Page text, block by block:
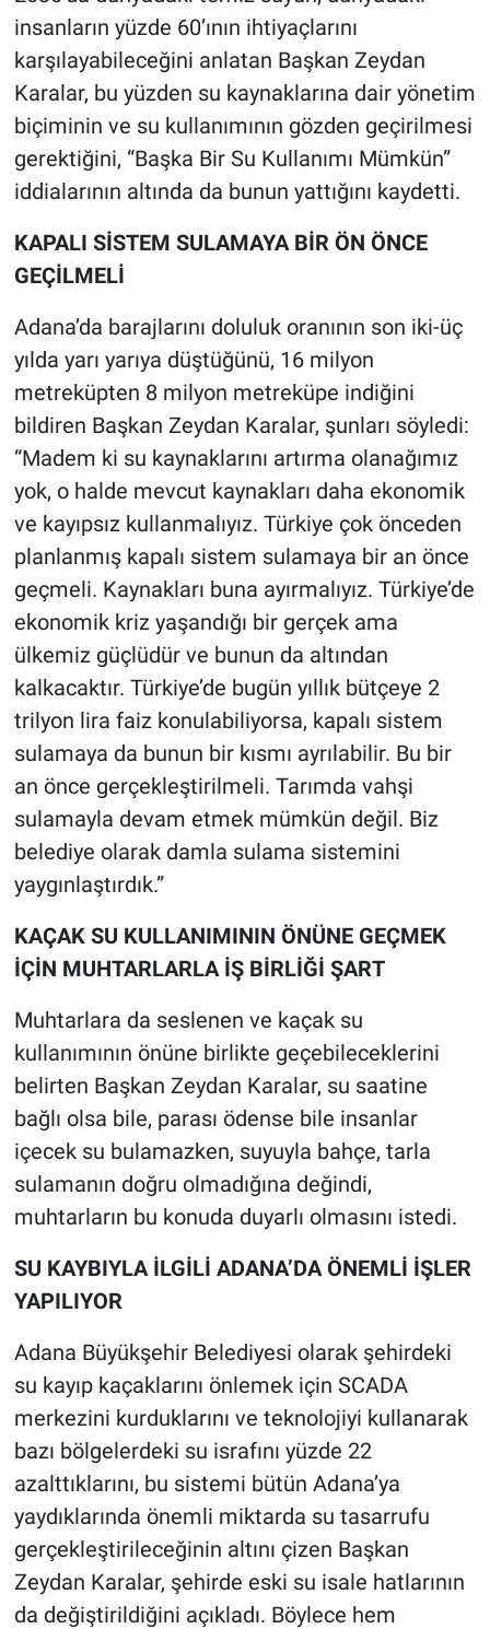
insanların yüzde 60’ının ihtiyaçlarını
karşılayabileceğini anlatan Başkan Zeydan
Karalar, bu yüzden su kaynaklarına dair yönetim
biçiminin ve su kullanımının gözden geçirilmesi
gerektiğini, “Başka Bir Su Kullanımı Mümkün”
iddialarının altında da bunun yattığını kaydetti.
KAPALI SİSTEM SULAMAYA BİR ÖN ÖNCE
GEÇİLMELİ
Adana’da barajlarını doluluk oranının son iki-üç
yılda yarı yarıya düştüğünü, 16 milyon
metreküpten 8 milyon metreküpe indiğini
bildiren Başkan Zeydan Karalar, şunları söyledi:
“Madem ki su kaynaklarını artırma olanağımız
yok, o halde mevcut kaynakları daha ekonomik
ve kayıpsız kullanmalıyız. Türkiye çok önceden
planlanmış kapalı sistem sulamaya bir an önce
geçmeli. Kaynakları buna ayırmalıyız. Türkiye’de
ekonomik kriz yaşandığı bir gerçek ama
ülkemiz güçlüdür ve bunun da altından
kalkacaktır. Türkiye’de bugün yıllık bütçeye 2
trilyon lira faiz konulabiliyorsa, kapalı sistem
sulamaya da bunun bir kısmı ayrılabilir. Bu bir
an önce gerçekleştirilmeli. Tarımda vahşi
sulamayla devam etmek mümkün değil. Biz
belediye olarak damla sulama sistemini
yaygınlaştırdık.”
KAÇAK SU KULLANIMININ ÖNÜNE GEÇMEK
İÇİN MUHTARLARLA İŞ BİRLİĞİ ŞART
Muhtarlara da seslenen ve kaçak su
kullanımının önüne birlikte geçebileceklerini
belirten Başkan Zeydan Karalar, su saatine
bağlı olsa bile, parası ödense bile insanlar
içecek su bulamazken, suyuyla bahçe, tarla
sulamanın doğru olmadığına değindi,
muhtarların bu konuda duyarlı olmasını istedi.
SU KAYBIYLA İLGİLİ ADANA’DA ÖNEMLİ İŞLER
YAPILIYOR
Adana Büyükşehir Belediyesi olarak şehirdeki
su kayıp kaçaklarını önlemek için SCADA
merkezini kurduklarını ve teknolojiyi kullanarak
bazı bölgelerdeki su israfını yüzde 22
azalttıklarını, bu sistemi bütün Adana’ya
yaydıklarında önemli miktarda su tasarrufu
gerçekleştirileceğinin altını çizen Başkan
Zeydan Karalar, şehirde eski su isale hatlarının
da değiştirildiğini açıkladı. Böylece hem